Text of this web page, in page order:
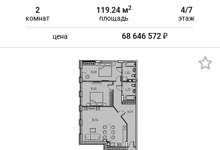
2
комнат
119.24 м2
площадь
4/7
этаж
цена 68 646 572 ₽